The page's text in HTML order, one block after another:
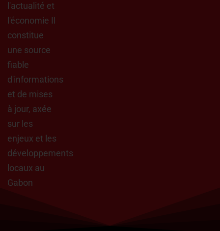
l'actualité et
l'économie Il
constitue
une source
fiable
d'informations
et de mises
à jour, axée
sur les
enjeux et les
développements
locaux au
Gabon